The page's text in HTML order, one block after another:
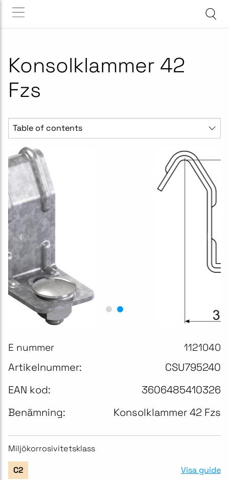
Konsolklammer 42
Fzs
Table of contents
E nummer 1121040
Artikelnummer:
CSU795240
EAN kod:
3606485410326
Benämning:
Konsolklammer 42 Fzs
Miljökorrosivitetsklass
C2 Visa guide